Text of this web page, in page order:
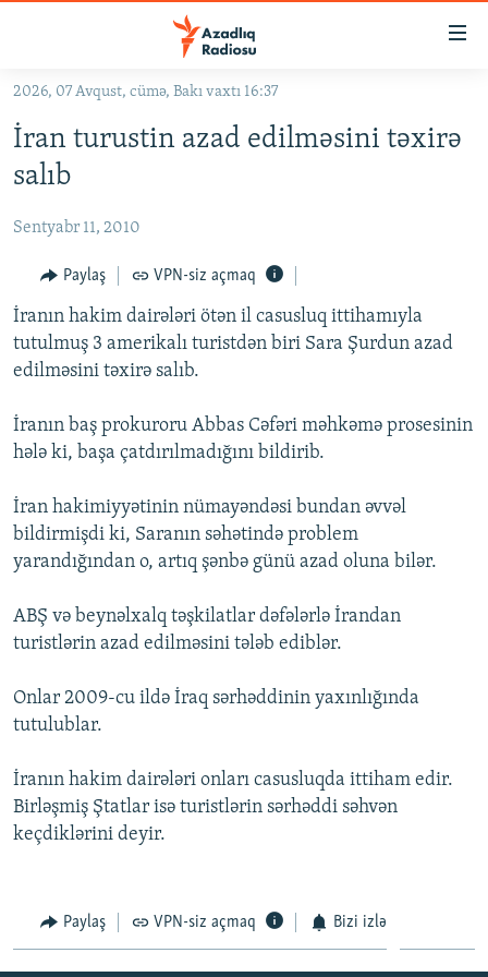
Əsas
qayıt
Əsas
qayıt
#ƏSLINDƏ
FƏRQƏ BAX
QANUNI DOĞRU
ARAŞDIRMA
VIDEO
İNFOQRAFIKA
KARIKATURA
RADIO ARXIV
AZƏRBAYCAN ƏDƏBIYYATI KITABXANASI
İSLAM VƏ DEMOKRATIYA
HAQQIMIZDA
MISSIYAMIZ
PEŞƏ ETIKASI VƏ JURNALISTIKA STANDARTLARIMIZ
AZADLIQRADIOSU MOBIL TELEFONUNUZDA
XƏBƏR BÜLLETENLƏRIMIZ
BIZI IZLƏ
RFE/RL-in bütün saytları
2026, 07 Avqust, cümə, Bakı vaxtı 16:37
İran turustin azad edilməsini təxirə
salıb
Sentyabr 11, 2010
Paylaş VPN-siz açmaq
İranın hakim dairələri ötən il casusluq ittihamıyla
tutulmuş 3 amerikalı turistdən biri Sara Şurdun azad
edilməsini təxirə salıb.
İranın baş prokuroru Abbas Cəfəri məhkəmə prosesinin
hələ ki, başa çatdırılmadığını bildirib.
İran hakimiyyətinin nümayəndəsi bundan əvvəl
bildirmişdi ki, Saranın səhətində problem
yarandığından o, artıq şənbə günü azad oluna bilər.
ABŞ və beynəlxalq təşkilatlar dəfələrlə İrandan
turistlərin azad edilməsini tələb ediblər.
Onlar 2009-cu ildə İraq sərhəddinin yaxınlığında
tutulublar.
İranın hakim dairələri onları casusluqda ittiham edir.
Birləşmiş Ştatlar isə turistlərin sərhəddi səhvən
keçdiklərini deyir.
Paylaş VPN-siz açmaq Bizi izlə